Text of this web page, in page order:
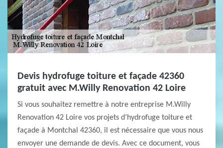
Devis hydrofuge toiture et façade 42360
gratuit avec M.Willy Renovation 42 Loire
Si vous souhaitez remettre à notre entreprise M.Willy
Renovation 42 Loire vos projets d’hydrofuge toiture et
façade à Montchal 42360, il est nécessaire que vous nous
envoyer une demande de devis. Avec ce document, vous